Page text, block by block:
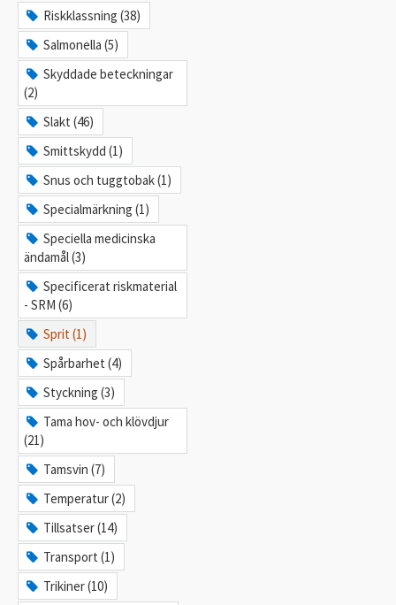
Riskklassning (38)
Salmonella (5)
Skyddade beteckningar
(2)
Slakt (46)
Smittskydd (1)
Snus och tuggtobak (1)
Specialmärkning (1)
Speciella medicinska
ändamål (3)
Specificerat riskmaterial
- SRM (6)
Sprit (1)
Spårbarhet (4)
Styckning (3)
Tama hov- och klövdjur
(21)
Tamsvin (7)
Temperatur (2)
Tillsatser (14)
Transport (1)
Trikiner (10)